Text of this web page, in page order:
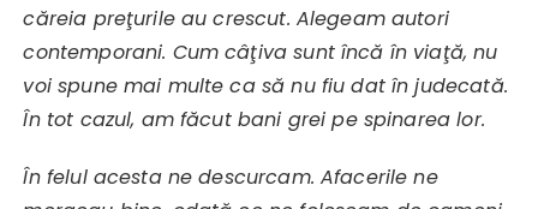
căreia preţurile au crescut. Alegeam autori
contemporani. Cum câţiva sunt încă în viaţă, nu
voi spune mai multe ca să nu fiu dat în judecată.
În tot cazul, am făcut bani grei pe spinarea lor.
În felul acesta ne descurcam. Afacerile ne